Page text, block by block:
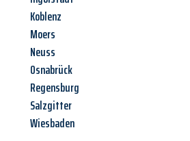
Koblenz
Moers
Neuss
Osnabrück
Regensburg
Salzgitter
Wiesbaden